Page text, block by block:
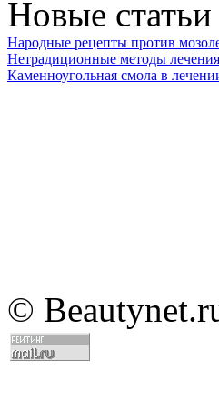
Новые статьи
Народные рецепты против
Нетрадиционные методы
Каменноугольная смола в
©